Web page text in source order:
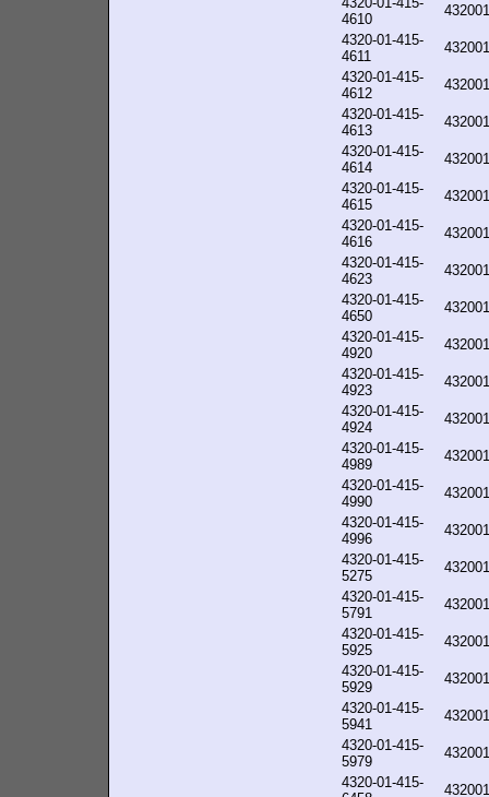
4610
4320-01-415-
4611
4320-01-415-
4612
4320-01-415-
4613
4320-01-415-
4614
4320-01-415-
4615
4320-01-415-
4616
4320-01-415-
4623
4320-01-415-
4650
4320-01-415-
4920
4320-01-415-
4923
4320-01-415-
4924
4320-01-415-
4989
4320-01-415-
4990
4320-01-415-
4996
4320-01-415-
5275
4320-01-415-
5791
4320-01-415-
5925
4320-01-415-
5929
4320-01-415-
5941
4320-01-415-
5979
4320-01-415-